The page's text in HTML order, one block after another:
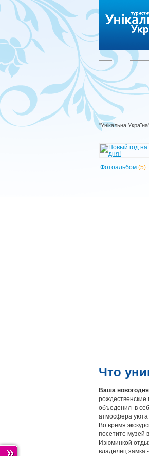
"Унікальна
Фотоальбом (5)
Что
Ваша
объеденил в
атмосфера уюта
Во время
посетите музей
Изюминкой
владелец